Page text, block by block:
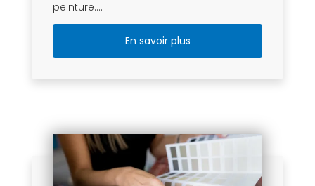
peinture....
En savoir plus